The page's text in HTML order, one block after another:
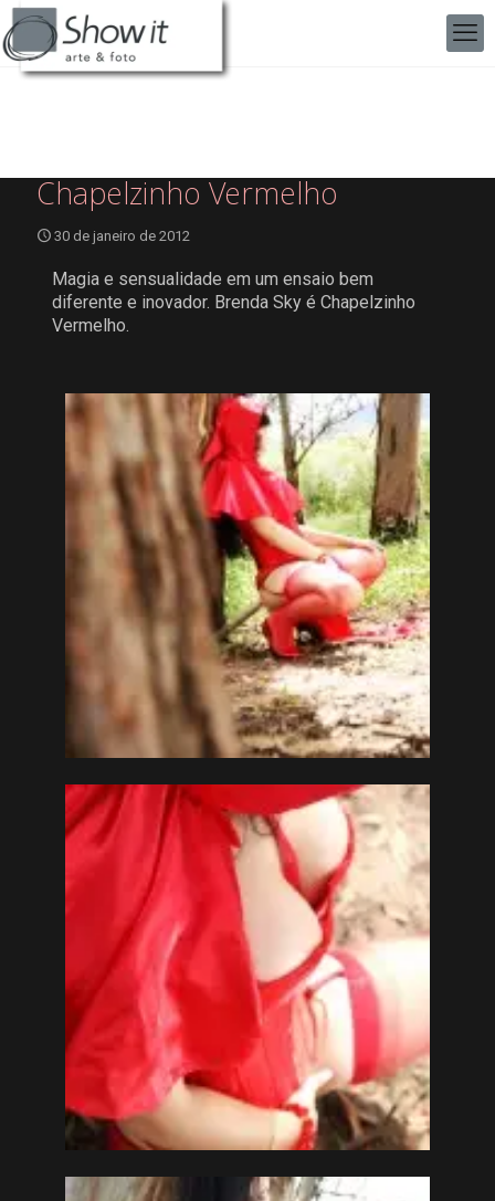
Chapelzinho Vermelho
30 de janeiro de 2012
Magia e sensualidade em um ensaio bem
diferente e inovador. Brenda Sky é Chapelzinho
Vermelho.